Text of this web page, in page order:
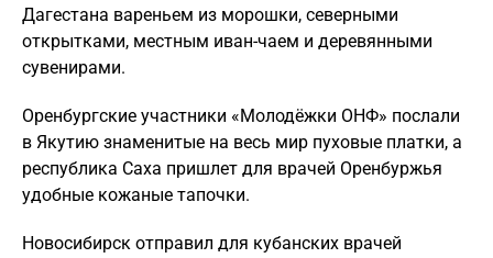
Дагестана вареньем из морошки, северными
открытками, местным иван-чаем и деревянными
сувенирами.
Оренбургские участники «Молодёжки ОНФ» послали
в Якутию знаменитые на весь мир пуховые платки, а
республика Саха пришлет для врачей Оренбуржья
удобные кожаные тапочки.
Новосибирск отправил для кубанских врачей